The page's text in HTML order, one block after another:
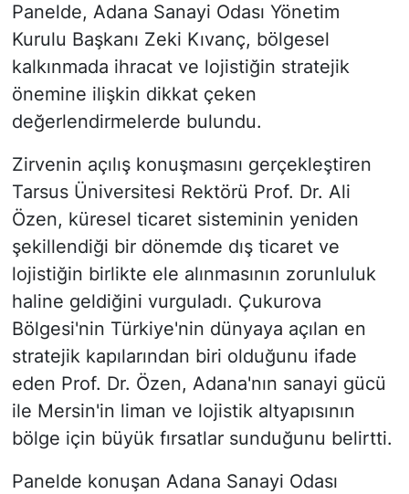
Panelde, Adana Sanayi Odası Yönetim
Kurulu Başkanı Zeki Kıvanç, bölgesel
kalkınmada ihracat ve lojistiğin stratejik
önemine ilişkin dikkat çeken
değerlendirmelerde bulundu.
Zirvenin açılış konuşmasını gerçekleştiren
Tarsus Üniversitesi Rektörü Prof. Dr. Ali
Özen, küresel ticaret sisteminin yeniden
şekillendiği bir dönemde dış ticaret ve
lojistiğin birlikte ele alınmasının zorunluluk
haline geldiğini vurguladı. Çukurova
Bölgesi'nin Türkiye'nin dünyaya açılan en
stratejik kapılarından biri olduğunu ifade
eden Prof. Dr. Özen, Adana'nın sanayi gücü
ile Mersin'in liman ve lojistik altyapısının
bölge için büyük fırsatlar sunduğunu belirtti.
Panelde konuşan Adana Sanayi Odası